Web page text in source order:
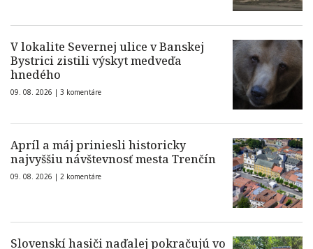
V lokalite Severnej ulice v Banskej
Bystrici zistili výskyt medveďa
hnedého
09. 08. 2026 | 3 komentáre
Apríl a máj priniesli historicky
najvyššiu návštevnosť mesta Trenčín
09. 08. 2026 | 2 komentáre
Slovenskí hasiči naďalej pokračujú vo